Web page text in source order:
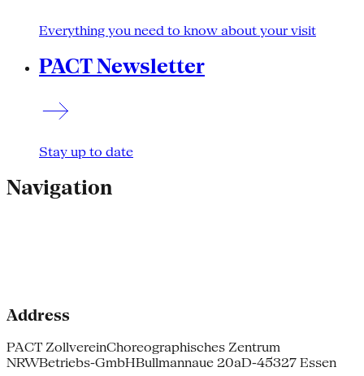
Everything you need to know about your visit
PACT Newsletter
Stay up to date
Navigation
Address
PACT ZollvereinChoreographisches Zentrum
NRWBetriebs-GmbHBullmannaue 20aD-45327 Essen